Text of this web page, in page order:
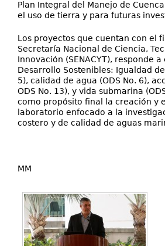
Plan Integral del Manejo de
el uso de tierra y para futuras
Los proyectos que cuentan con el
Secretaría Nacional de Ciencia,
Innovación (SENACYT), responde
Desarrollo Sostenibles: Igualdad
5), calidad de agua (ODS No. 6),
ODS No. 13), y vida submarina
como propósito final la creación y
laboratorio enfocado a la
costero y de calidad de aguas
MM